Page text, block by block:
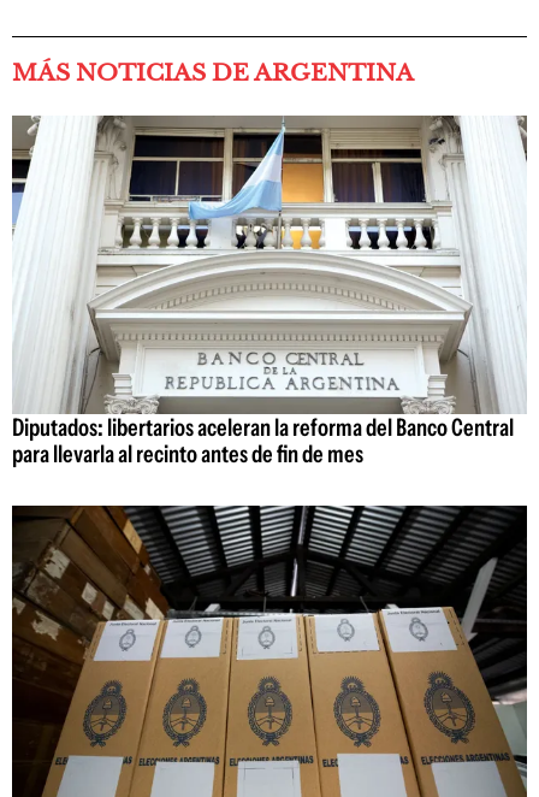
MÁS NOTICIAS DE ARGENTINA
Diputados: libertarios aceleran la reforma del Banco Central
para llevarla al recinto antes de fin de mes